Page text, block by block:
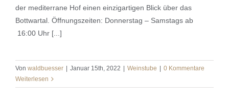
der mediterrane Hof einen einzigartigen Blick über das
Bottwartal. Öffnungszeiten: Donnerstag – Samstags ab
16:00 Uhr [...]
Von waldbuesser Januar 15th, 2022 Weinstube
0 Kommentare
Weiterlesen